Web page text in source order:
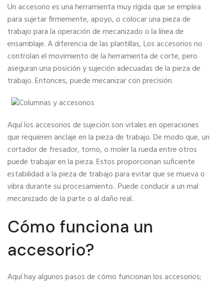
Un accesorio es una herramienta muy rígida que se emplea
para sujetar firmemente, apoyo, o colocar una pieza de
trabajo para la operación de mecanizado o la línea de
ensamblaje. A diferencia de las plantillas, Los accesorios no
controlan el movimiento de la herramienta de corte, pero
aseguran una posición y sujeción adecuadas de la pieza de
trabajo. Entonces, puede mecanizar con precisión.
Aquí los accesorios de sujeción son vitales en operaciones
que requieren anclaje en la pieza de trabajo. De modo que, un
cortador de fresador, torno, o moler la rueda entre otros
puede trabajar en la pieza. Estos proporcionan suficiente
estabilidad a la pieza de trabajo para evitar que se mueva o
vibra durante su procesamiento.. Puede conducir a un mal
mecanizado de la parte o al daño real..
Cómo funciona un
accesorio?
Aquí hay algunos pasos de cómo funcionan los accesorios;